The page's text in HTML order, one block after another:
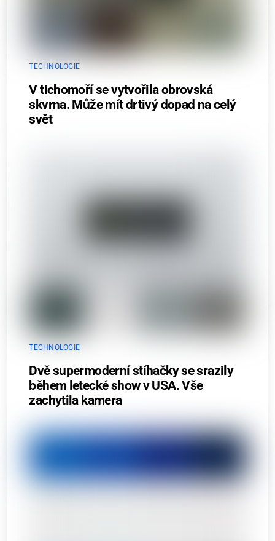
TECHNOLOGIE
V tichomoří se vytvořila obrovská
skvrna. Může mít drtivý dopad na celý
svět
TECHNOLOGIE
Dvě supermoderní stíhačky se srazily
během letecké show v USA. Vše
zachytila kamera